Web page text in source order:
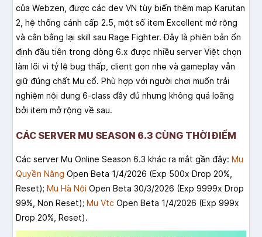
của Webzen, được các dev VN tùy biến thêm map Karutan
2, hệ thống cánh cấp 2.5, một số item Excellent mở rộng
và cân bằng lại skill sau Rage Fighter. Đây là phiên bản ổn
định đầu tiên trong dòng 6.x được nhiều server Việt chọn
làm lõi vì tỷ lệ bug thấp, client gọn nhẹ và gameplay vẫn
giữ đúng chất Mu cổ. Phù hợp với người chơi muốn trải
nghiệm nội dung 6-class đầy đủ nhưng không quá loãng
bởi item mở rộng về sau.
CÁC SERVER MU SEASON 6.3 CÙNG THỜI ĐIỂM
Các server Mu Online Season 6.3 khác ra mắt gần đây: Mu
Quyền Năng Open Beta 1/4/2026 (Exp 500x Drop 20%,
Reset); Mu Hà Nội Open Beta 30/3/2026 (Exp 9999x Drop
99%, Non Reset); Mu Vtc Open Beta 1/4/2026 (Exp 999x
Drop 20%, Reset).